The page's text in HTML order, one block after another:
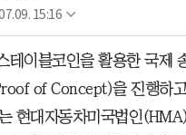
15:16
테이블코인을 활용한 국제
of Concept)을 진행하
현대자동차미국법인